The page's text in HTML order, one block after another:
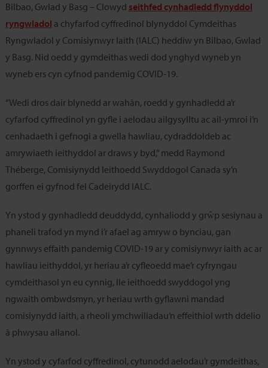
Bilbao, Gwlad y Basg – Clowyd seithfed cynhadledd flynyddol
ryngwladol a chyfarfod cyffredinol blynyddol Cymdeithas
Ryngwladol y Comisiynwyr Iaith (IALC) heddiw yn Bilbao, Gwlad
y Basg. Nid oedd y gymdeithas wedi dod ynghyd wyneb yn
wyneb ers cyn cyfnod pandemig COVID-19.
“Wedi dros dair blynedd ar wahân, roedd y gynhadledd a’r
cyfarfod cyffredinol yn gyfle i aelodau ailgysylltu ac ail-ymroi i’n
cenhadaeth i gefnogi a gwella hawliau, cydraddoldeb ac
amrywiaeth ieithyddol ar draws y byd,” medd Raymond
Théberge, Comisiynydd Ieithoedd Swyddogol Canada sy’n
gorffen ei gyfnod fel Cadeirydd IALC.
Yn ystod y gynhadledd deuddydd, cynhaliodd y grŵp sesiynau a
phaneli trafod yn mynd i’r afael ag amryw o bynciau, gan
gynnwys effaith pandemig COVID-19 ar y comisiynwyr iaith ac ar
hawliau ieithyddol, yr heriau a’r cyfleoedd mae’r cyfryngau
cymdeithasol yn eu cynnig, lle ieithoedd swyddogol yng
ngwaith ombwdsmyn, yr heriau wrth gyflawni mandad
comisiynydd iaith, a rheoli ymchwiliadau’n effeithiol wrth ddelio
â phwysau allanol.
Yn ystod y cyfarfod cyffredinol, cytunodd aelodau’r gymdeithas,